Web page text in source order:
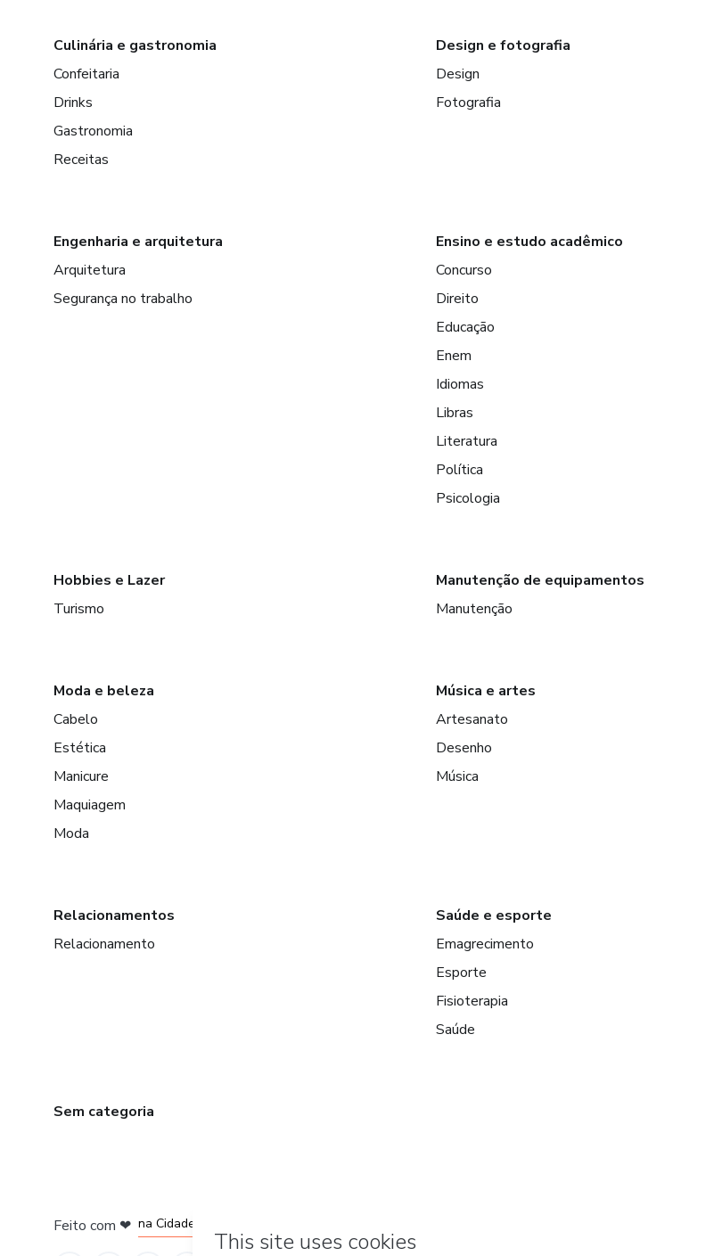
Culinária e gastronomia
Confeitaria
Drinks
Gastronomia
Receitas
Design e fotografia
Design
Fotografia
Engenharia e arquitetura
Arquitetura
Segurança no trabalho
Ensino e estudo acadêmico
Concurso
Direito
Educação
Enem
Idiomas
Libras
Literatura
Política
Psicologia
Hobbies e Lazer
Turismo
Manutenção de equipamentos
Manutenção
Moda e beleza
Cabelo
Estética
Manicure
Maquiagem
Moda
Música e artes
Artesanato
Desenho
Música
Relacionamentos
Relacionamento
Saúde e esporte
Emagrecimento
Esporte
Fisioterapia
Saúde
Sem categoria
Feito com ❤
em Belo Horizonte
na Cidade do México